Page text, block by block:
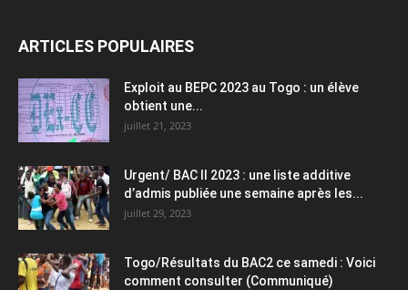
ARTICLES POPULAIRES
Exploit au BEPC 2023 au Togo : un élève
obtient une...
juillet 21, 2023
Urgent/ BAC II 2023 : une liste additive
d’admis publiée une semaine après les...
juillet 29, 2023
Togo/Résultats du BAC2 ce samedi : Voici
comment consulter (Communiqué)